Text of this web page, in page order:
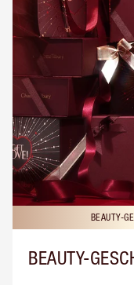
BEAUTY-
BEAUTY-